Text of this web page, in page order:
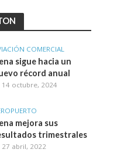
COMERCIAL
sigue hacia un
récord anual
14 octubre, 2024
mejora sus
trimestrales
27 abril, 2022